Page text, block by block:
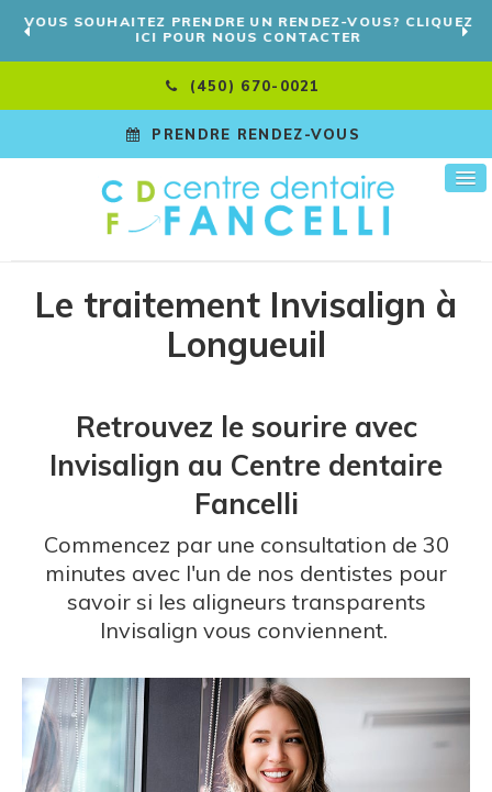
VOUS SOUHAITEZ PRENDRE UN RENDEZ-VOUS? CLIQUEZ
ICI POUR NOUS CONTACTER
(450) 670-0021
PRENDRE RENDEZ-VOUS
Le traitement Invisalign à
Longueuil
Retrouvez le sourire avec
Invisalign au Centre dentaire
Fancelli
Commencez par une consultation de 30
minutes avec l'un de nos dentistes pour
savoir si les aligneurs transparents
Invisalign vous conviennent.